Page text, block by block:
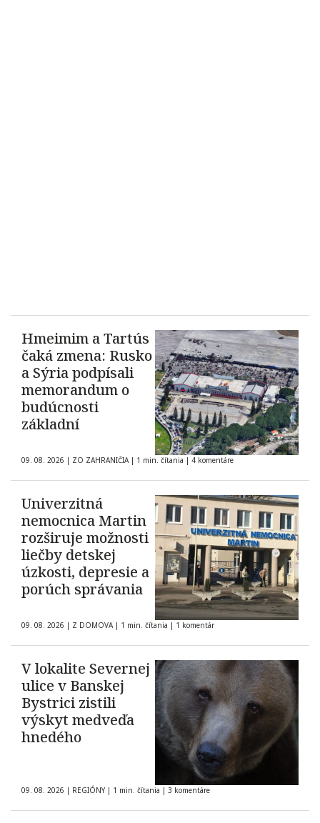
Hmeimim a Tartús
čaká zmena: Rusko
a Sýria podpísali
memorandum o
budúcnosti
základní
09. 08. 2026 | ZO ZAHRANIČIA | 1 min. čítania | 4 komentáre
Univerzitná
nemocnica Martin
rozširuje možnosti
liečby detskej
úzkosti, depresie a
porúch správania
09. 08. 2026 | Z DOMOVA | 1 min. čítania | 1 komentár
V lokalite Severnej
ulice v Banskej
Bystrici zistili
výskyt medveďa
hnedého
09. 08. 2026 | REGIÓNY | 1 min. čítania | 3 komentáre